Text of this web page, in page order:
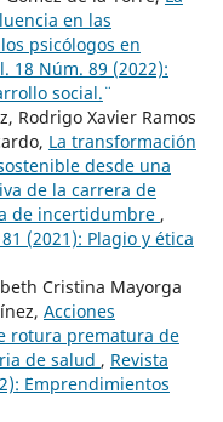
en las
psicólogos en
18 Núm. 89 (2022):
social.¨
Rodrigo Xavier Ramos
La transformación
desde una
de la carrera de
de incertidumbre ,
(2021): Plagio y ética
Cristina Mayorga
Acciones
rotura prematura de
de salud , Revista
¨Emprendimientos